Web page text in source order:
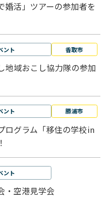
婚活」ツアーの参加者を
ント 香取市
地域おこし協力隊の参加
ント 勝浦市
ログラム「移住の学校in
ント
空港見学会